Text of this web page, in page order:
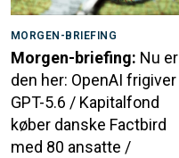
MORGEN-BRIEFING
Morgen-briefing: Nu er
den her: OpenAI frigiver
GPT-5.6 / Kapitalfond
køber danske Factbird
med 80 ansatte /